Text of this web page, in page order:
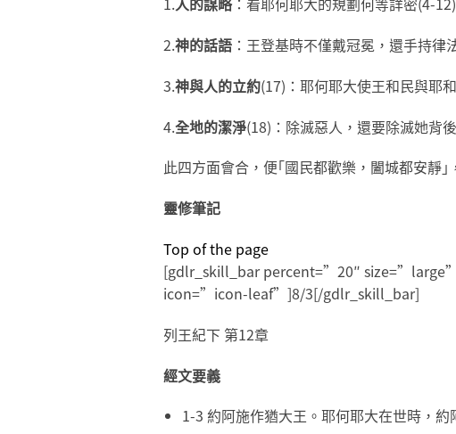
2.神的話語：王登基時不僅戴冠冕，還手持律
3.神與人的立約(17)：耶何耶大使王和民與耶
4.全地的潔淨(18)：除滅惡人，還要除滅她背
此四方面會合，便｢國民都歡樂，闔城都安靜｣
靈修筆記
Top of the page
[gdlr_skill_bar percent=”20″
icon=”icon-leaf”]8/3[/gdlr_skill_bar]
列王紀下 第12章
經文要義
1-3 約阿施作猶大王。耶何耶大在世時，約